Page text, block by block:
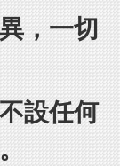
，一切
設任何